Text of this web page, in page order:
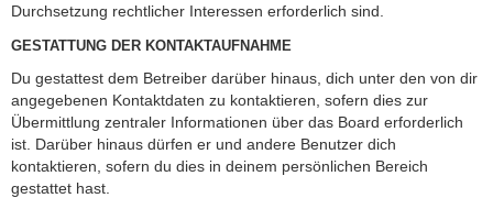
Durchsetzung rechtlicher Interessen erforderlich sind.
GESTATTUNG DER KONTAKTAUFNAHME
Du gestattest dem Betreiber darüber hinaus, dich unter den von dir
angegebenen Kontaktdaten zu kontaktieren, sofern dies zur
Übermittlung zentraler Informationen über das Board erforderlich
ist. Darüber hinaus dürfen er und andere Benutzer dich
kontaktieren, sofern du dies in deinem persönlichen Bereich
gestattet hast.